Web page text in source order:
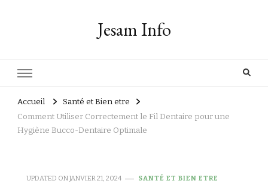
Jesam Info
Accueil
Santé et Bien etre
Comment Utiliser Correctement le Fil Dentaire pour une
Hygiène Bucco-Dentaire Optimale
UPDATED ONJANVIER 21, 2024 SANTÉ ET BIEN ETRE